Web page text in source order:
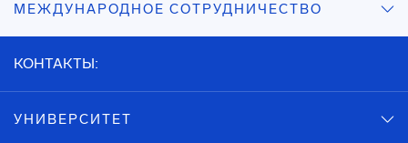
МЕЖДУНАРОДНОЕ СОТРУДНИЧЕСТВО
КОНТАКТЫ:
УНИВЕРСИТЕТ